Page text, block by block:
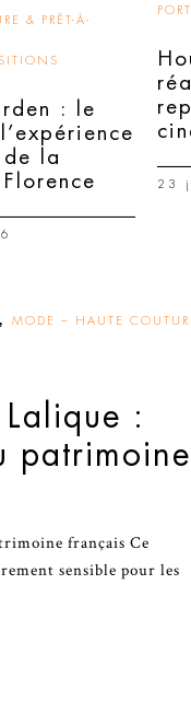
& PRÊT-À-
: le
la
23
, MODE – HAUTE
:
patrimoine
français Ce
sensible pour les